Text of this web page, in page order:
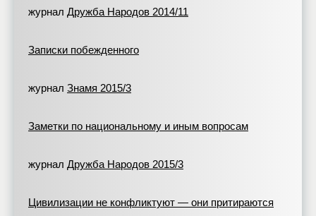
журнал Дружба Народов 2014/11
Записки побежденного
журнал Знамя 2015/3
Заметки по национальному и иным вопросам
журнал Дружба Народов 2015/3
Цивилизации не конфликтуют — они притираются